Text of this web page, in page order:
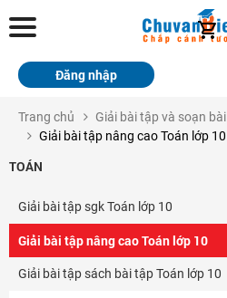
Chuvanbien.vn
Trang chủ
Sách
Tài liệu miễn phí
Học sinh xuất sắc
Đăng nhập
Trang chủ Giải bài tập và soạn bài
Giải bài tập nâng cao Toán lớp 10
TOÁN
Giải bài tập sgk Toán lớp 10
Giải bài tập nâng cao Toán lớp 10
Giải bài tập sách bài tập Toán lớp 10